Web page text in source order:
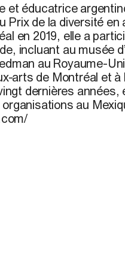
et éducatrice
Prix de la diversité
en 2019, elle a
incluant au musée
au Royaume-
arts de Montréal et à
dernières années,
au